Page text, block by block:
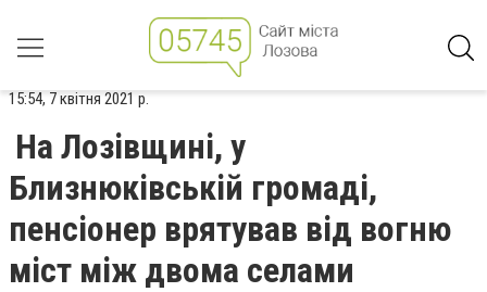
15:54, 7 квітня 2021 р.
На Лозівщині, у
Близнюківській громаді,
пенсіонер врятував від вогню
міст між двома селами